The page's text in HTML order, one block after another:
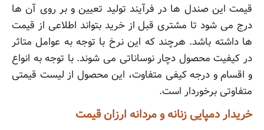
قیمت این صندل ها در فرآیند تولید تعیین و بر روی آن ها
درج می شود تا مشتری قبل از خرید بتواند اطلاعی از قیمت
ها داشته باشد. هرچند که این نرخ با توجه به عوامل متاثر
در کیفیت محصول دچار نوساناتی می شوند. با توجه به انواع
و اقسام و درجه کیفی متفاوت، این محصول از لیست قیمتی
متفاوتی برخوردار است.
خریدار دمپایی زنانه و مردانه ارزان قیمت